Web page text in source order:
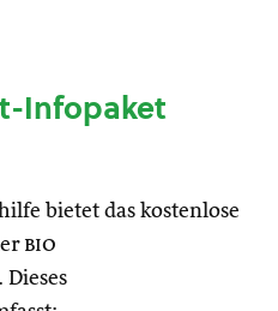
Infopaket
bietet das kostenlose
bio
Dieses